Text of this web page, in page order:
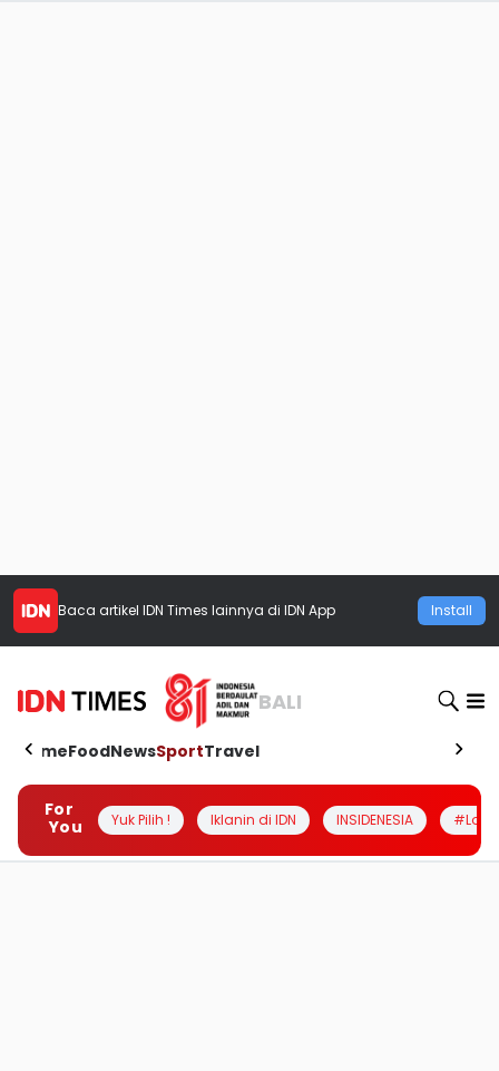
Baca artikel IDN Times lainnya di IDN App Install
BALI
HomeFoodNewsSportTravel
For
You
Yuk Pilih ! Iklanin di IDN INSIDENESIA